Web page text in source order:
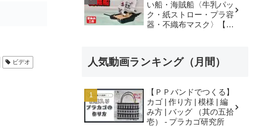
ビデオ
い船・海賊船〈牛乳パッ
ク・紙ストロー・プラ容
器・不織布マスク〉【自
人気動画ランキング（月間）
【ＰＰバンドでつくる】
カゴ | 作り方 | 模様 | 編
み方 | バッグ （其の五拾
壱） - プラカゴ研究所